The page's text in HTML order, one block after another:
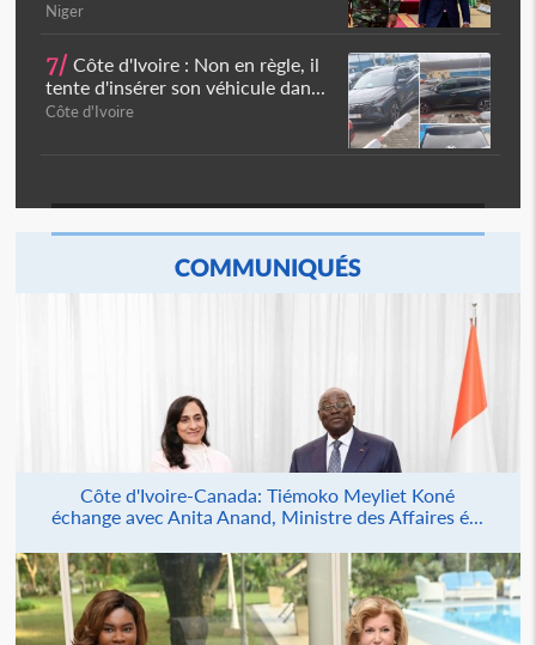
Niger
7/ Côte d'Ivoire : Non en règle, il
tente d'insérer son véhicule dan...
Côte d'Ivoire
COMMUNIQUÉS
Côte d'Ivoire-Canada: Tiémoko Meyliet Koné
échange avec Anita Anand, Ministre des Affaires é...